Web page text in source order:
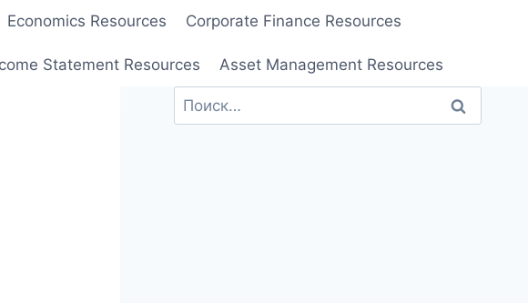
Economics Resources Corporate Finance Resources
Statement Resources Asset Management Resources
Найти: